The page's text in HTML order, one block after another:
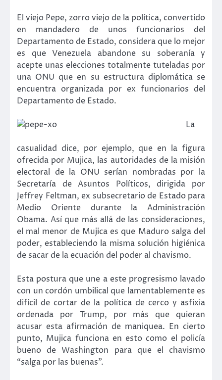
El viejo Pepe, zorro viejo de la política, convertido
en mandadero de unos funcionarios del
Departamento de Estado, considera que lo mejor
es que Venezuela abandone su soberanía y
acepte unas elecciones totalmente tuteladas por
una ONU que en su estructura diplomática se
encuentra organizada por ex funcionarios del
Departamento de Estado.
La
casualidad dice, por ejemplo, que en la figura
ofrecida por Mujica, las autoridades de la misión
electoral de la ONU serían nombradas por la
Secretaría de Asuntos Políticos, dirigida por
Jeffrey Feltman, ex subsecretario de Estado para
Medio Oriente durante la Administración
Obama. Así que más allá de las consideraciones,
el mal menor de Mujica es que Maduro salga del
poder, estableciendo la misma solución higiénica
de sacar de la ecuación del poder al chavismo.
Esta postura que une a este progresismo lavado
con un cordón umbilical que lamentablemente es
difícil de cortar de la política de cerco y asfixia
ordenada por Trump, por más que quieran
acusar esta afirmación de maniquea. En cierto
punto, Mujica funciona en esto como el policía
bueno de Washington para que el chavismo
“salga por las buenas”.